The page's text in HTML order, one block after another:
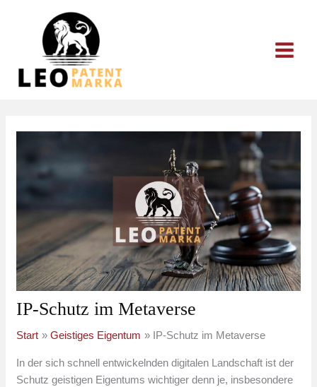
IP-Schutz im Metaverse
Start Geistiges Eigentum IP-Schutz im Metaverse
In der sich schnell entwickelnden digitalen Landschaft ist der
Schutz geistigen Eigentums wichtiger denn je, insbesondere